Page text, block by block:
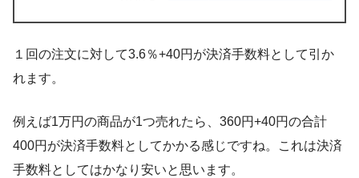
１回の注文に対して3.6％+40円が決済手数料として引か
れます。
例えば1万円の商品が1つ売れたら、360円+40円の合計
400円が決済手数料としてかかる感じですね。これは決済
手数料としてはかなり安いと思います。